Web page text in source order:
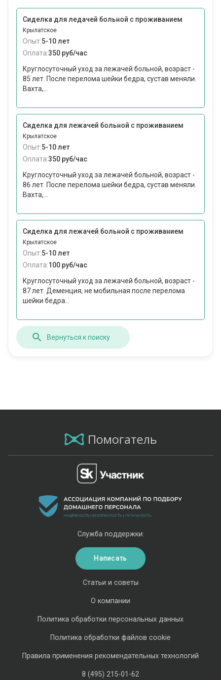
Сиделка для ледачей больной с проживанием
Крылатское
Опыт:5-10 лет
Оплата:350 руб/час
Круглосуточный уход за лежачей больной, возраст -
85 лет. После перелома шейки бедра, сустав меняли.
Вахта,...
Сиделка для лежачей больной с проживанием
Крылатское
Опыт:5-10 лет
Оплата:350 руб/час
Круглосуточный уход за лежачей больной, возраст -
86 лет. После перелома шейки бедра, сустав меняли.
Вахта,...
Сиделка для лежачей больной с проживанием
Крылатское
Опыт:5-10 лет
Оплата:100 руб/час
Круглосуточный уход за лежачей больной, возраст -
87 лет. Деменция, не мобильная после перелома
шейки бедра...
Вернуться к поиску
Помогатель
Статьи и советы
О компании
Политика обработки персональных данных
Политика обработки файлов cookie
Правила применения рекомендательных технологий
8 (495) 215-01-62
Служба поддержки:
Написать